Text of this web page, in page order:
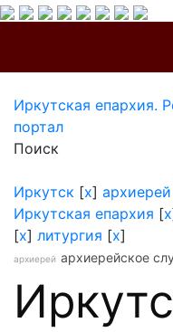
Иркутская епархия.
портал
Поиск
Иркутск [x] архиерей
Иркутская епархия [x
[x] литургия [x]
архиерей архиерейское